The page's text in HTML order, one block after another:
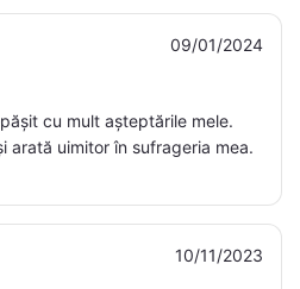
09/01/2024
cu mult așteptările mele.
arată uimitor în sufrageria mea.
10/11/2023